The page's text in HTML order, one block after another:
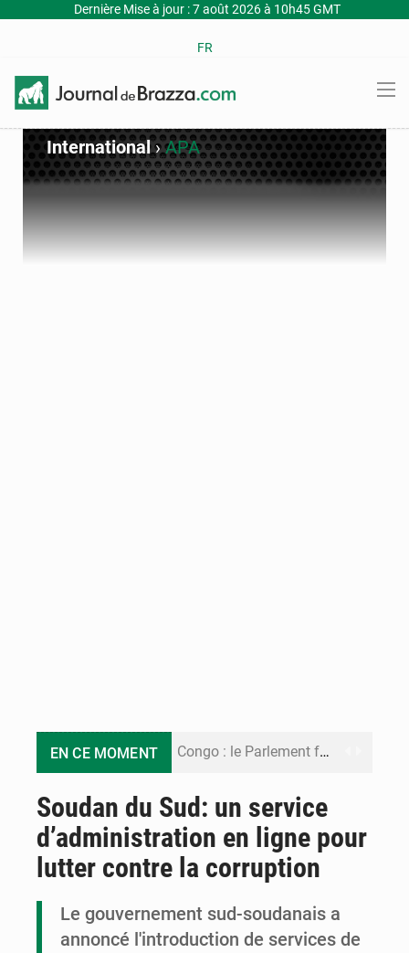
Dernière Mise à jour : 7 août 2026 à 10h45 GMT
FR
International›APA
EN CE MOMENT Congo : le Parlement formule 28 recommandations sur le Cadre budgétaire 2027-2029
Congo : la Grande foire agricole pour renforcer la souveraineté alimentaire
Le Congo se dote d’un programme national pour valoriser les produits forestiers non ligneux
Soudan du Sud: un service
d’administration en ligne pour
lutter contre la corruption
Le gouvernement sud-soudanais a
annoncé l'introduction de services de